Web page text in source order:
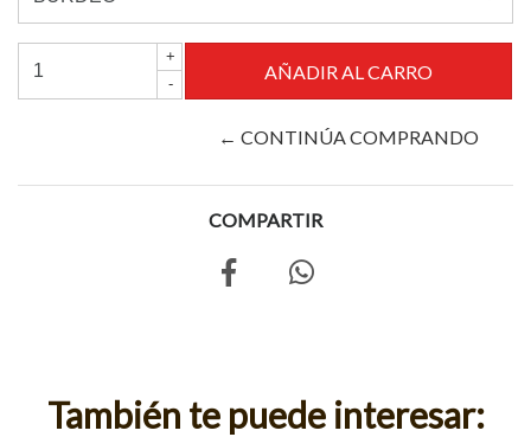
+
-
← CONTINÚA COMPRANDO
COMPARTIR
También te puede interesar: